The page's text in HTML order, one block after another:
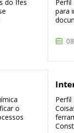
do Ifes
para
o
Perfil